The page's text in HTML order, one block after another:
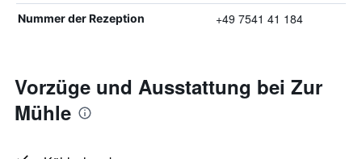
Nummer der Rezeption +49 7541 41 184
Vorzüge und Ausstattung bei Zur
Mühle